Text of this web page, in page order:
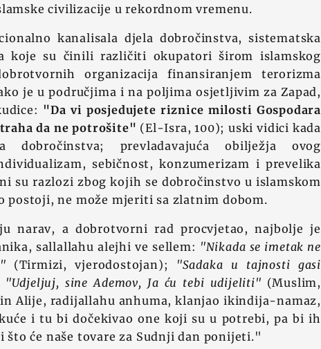
civilizacije u rekordnom vremenu.
kanalisala djela dobročinstva, sistematska
koje su činili različiti okupatori širom islamskog
organizacija finansiranjem terorizma
je u područjima i na poljima osjetljivim za Zapad,
"Da vi posjedujete riznice milosti Gospodara
da ne potrošite" (El-Isra, 100); uski vidici kada
prevladavajuća obilježja ovog
sebičnost, konzumerizam i prevelika
su razlozi zbog kojih se dobročinstvo u islamskom
postoji, ne može mjeriti sa zlatnim dobom.
narav, a dobrotvorni rad procvjetao, najbolje je
sallallahu alejhi ve sellem: "Nikada se imetak ne
(Tirmizi, vjerodostojan);
"Sadaka u tajnosti gasi
"Udjeljuj, sine Ademov, Ja ću tebi udijeliti" (Muslim,
Alije, radijallahu anhuma, klanjao ikindija-namaz,
i tu bi dočekivao one koji su u potrebi, pa bi ih
će naše tovare za Sudnji dan ponijeti."